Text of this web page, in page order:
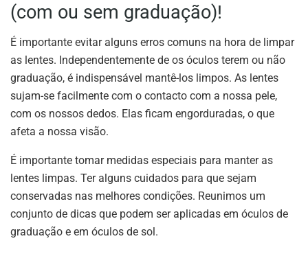
(com ou sem graduação)!
É importante evitar alguns erros comuns na hora de limpar
as lentes. Independentemente de os óculos terem ou não
graduação, é indispensável mantê-los limpos. As lentes
sujam-se facilmente com o contacto com a nossa pele,
com os nossos dedos. Elas ficam engorduradas, o que
afeta a nossa visão.
É importante tomar medidas especiais para manter as
lentes limpas. Ter alguns cuidados para que sejam
conservadas nas melhores condições. Reunimos um
conjunto de dicas que podem ser aplicadas em óculos de
graduação e em óculos de sol.